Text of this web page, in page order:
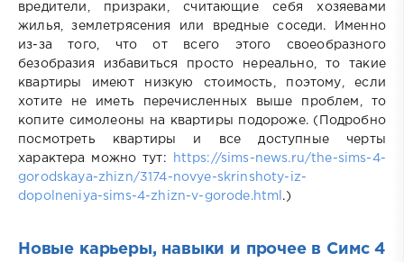
вредители, призраки, считающие себя хозяевами
жилья, землетрясения или вредные соседи. Именно
из-за того, что от всего этого своеобразного
безобразия избавиться просто нереально, то такие
квартиры имеют низкую стоимость, поэтому, если
хотите не иметь перечисленных выше проблем, то
копите симолеоны на квартиры подороже. (Подробно
посмотреть квартиры и все доступные черты
характера можно тут:
https://sims-news.ru/the-sims-4-
gorodskaya-zhizn/3174-novye-skrinshoty-iz-
dopolneniya-sims-4-zhizn-v-gorode.html .)
Новые карьеры, навыки и прочее в Симс 4